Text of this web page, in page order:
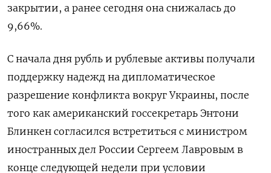
закрытии, а ранее сегодня она снижалась до
9,66%.
С начала дня рубль и рублевые активы получали
поддержку надежд на дипломатическое
разрешение конфликта вокруг Украины, после
того как американский госсекретарь Энтони
Блинкен согласился встретиться с министром
иностранных дел России Сергеем Лавровым в
конце следующей недели при условии